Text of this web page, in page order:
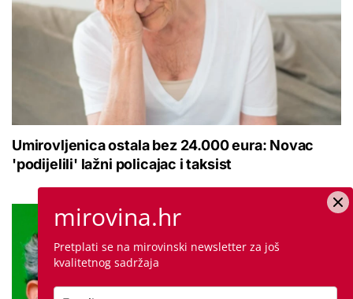
Umirovljenica ostala bez 24.000 eura: Novac
'podijelili' lažni policajac i taksist
mirovina.hr
Pretplati se na mirovinski newsletter za još
kvalitetnog sadržaja